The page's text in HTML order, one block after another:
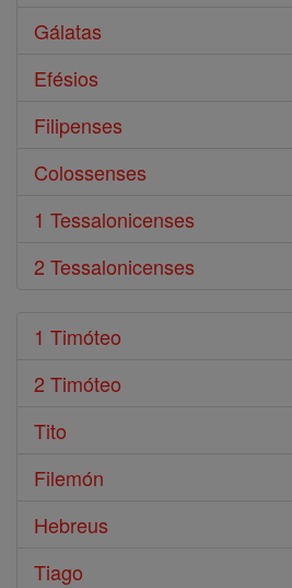
Gálatas
Efésios
Filipenses
Colossenses
1 Tessalonicenses
2 Tessalonicenses
1 Timóteo
2 Timóteo
Tito
Filemón
Hebreus
Tiago